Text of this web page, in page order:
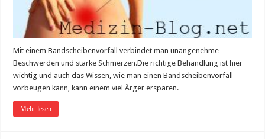
Mit einem Bandscheibenvorfall verbindet man unangenehme
Beschwerden und starke Schmerzen.Die richtige Behandlung ist hier
wichtig und auch das Wissen, wie man einen Bandscheibenvorfall
vorbeugen kann, kann einem viel Ärger ersparen. …
Mehr lesen